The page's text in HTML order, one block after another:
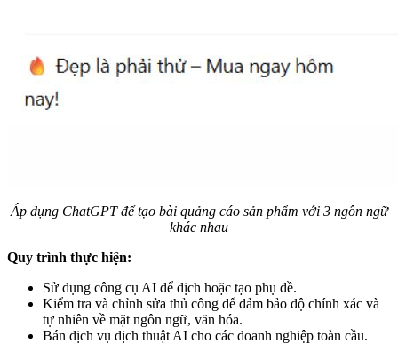
Áp dụng ChatGPT để tạo bài quảng cáo sản phẩm với 3 ngôn ngữ
khác nhau
Quy trình thực hiện:
Sử dụng công cụ AI để dịch hoặc tạo phụ đề.
Kiểm tra và chỉnh sửa thủ công để đảm bảo độ chính xác và
tự nhiên về mặt ngôn ngữ, văn hóa.
Bán dịch vụ dịch thuật AI cho các doanh nghiệp toàn cầu.